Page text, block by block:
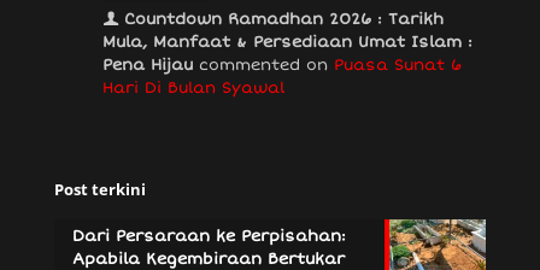
Countdown Ramadhan 2026 : Tarikh
Mula, Manfaat & Persediaan Umat Islam :
Pena Hijau commented on Puasa Sunat 6
Hari Di Bulan Syawal
Post terkini
Dari Persaraan ke Perpisahan:
Apabila Kegembiraan Bertukar